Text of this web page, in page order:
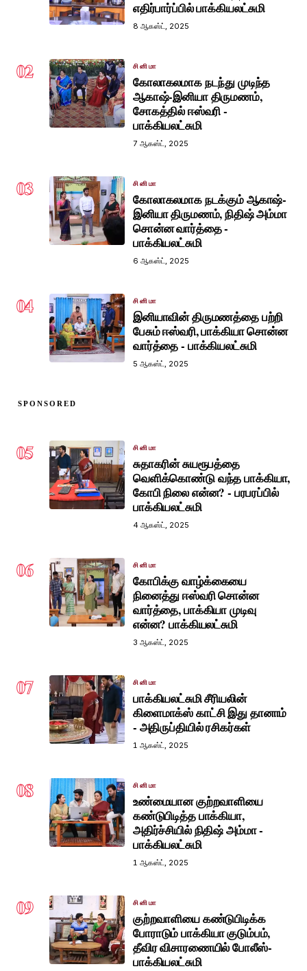
எதிர்பார்ப்பில் பாக்கியலட்சுமி
8 ஆகஸ்ட், 2025
02 சினிமா
கோலாகலமாக நடந்து முடிந்த
ஆகாஷ்-இனியா திருமணம்,
சோகத்தில் ஈஸ்வரி -
பாக்கியலட்சுமி
7 ஆகஸ்ட், 2025
03 சினிமா
கோலாகலமாக நடக்கும் ஆகாஷ்-
இனியா திருமணம், நிதிஷ் அம்மா
சொன்ன வார்த்தை -
பாக்கியலட்சுமி
6 ஆகஸ்ட், 2025
04 சினிமா
இனியாவின் திருமணத்தை பற்றி
பேசும் ஈஸ்வரி, பாக்கியா சொன்ன
வார்த்தை - பாக்கியலட்சுமி
5 ஆகஸ்ட், 2025
SPONSORED
05 சினிமா
சுதாகரின் சுயரூபத்தை
வெளிக்கொண்டு வந்த பாக்கியா,
கோபி நிலை என்ன? - பரபரப்பில்
பாக்கியலட்சுமி
4 ஆகஸ்ட், 2025
06 சினிமா
கோபிக்கு வாழ்க்கையை
நினைத்து ஈஸ்வரி சொன்ன
வார்த்தை, பாக்கியா முடிவு
என்ன? பாக்கியலட்சுமி
3 ஆகஸ்ட், 2025
07 சினிமா
பாக்கியலட்சுமி சீரியலின்
கிளைமாக்ஸ் காட்சி இது தானாம்
- அதிருப்தியில் ரசிகர்கள்
1 ஆகஸ்ட், 2025
08 சினிமா
உண்மையான குற்றவாளியை
கண்டுபிடித்த பாக்கியா,
அதிர்ச்சியில் நிதிஷ் அம்மா -
பாக்கியலட்சுமி
1 ஆகஸ்ட், 2025
09 சினிமா
குற்றவாளியை கண்டுபிடிக்க
போராடும் பாக்கியா குடும்பம்,
தீவிர விசாரணையில் போலீஸ்-
பாக்கியலட்சுமி